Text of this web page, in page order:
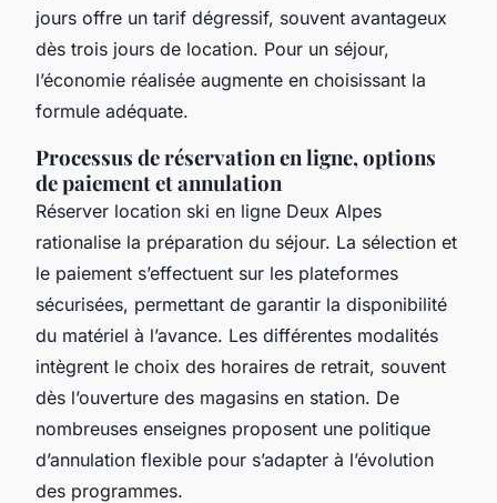
jours offre un tarif dégressif, souvent avantageux
dès trois jours de location. Pour un séjour,
l’économie réalisée augmente en choisissant la
formule adéquate.
Processus de réservation en ligne, options
de paiement et annulation
Réserver location ski en ligne Deux Alpes
rationalise la préparation du séjour. La sélection et
le paiement s’effectuent sur les plateformes
sécurisées, permettant de garantir la disponibilité
du matériel à l’avance. Les différentes modalités
intègrent le choix des horaires de retrait, souvent
dès l’ouverture des magasins en station. De
nombreuses enseignes proposent une politique
d’annulation flexible pour s’adapter à l’évolution
des programmes.